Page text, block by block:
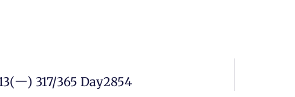
一) 317/365 Day2854